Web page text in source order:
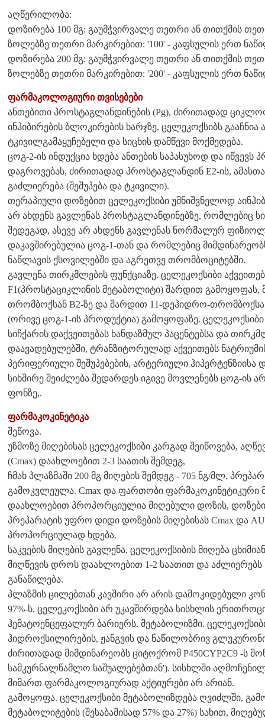
აღწერილობა:
დოზირება 100 მგ: გაუმჭვირვალე თეთრი ან თითქმის
ზოლებზე თეთრი მარკირებით: '100' - კაფსულის ერთ
დოზირება 200 მგ: გაუმჭვირვალე თეთრი ან თითქმის
ზოლებზე თეთრი მარკირებით: '200' - კაფსულის ერთ
ფარმაკოლოგიური თვისებები
ანთებითი პროსტაგლანდინების (Pg), ძირითადად
ინჰიბირების ბლოკირების ხარჯზე, ცელეკოქსიბს გააჩნია
ტკივილგამაყუჩებელი და სიცხის დამწევი მოქმედება.
ცოგ-2-ის ინდუქცია ხდება ანთების საპასუხოდ და იწვევს
დაგროვებას, ძირითადად პროსტაგლანდინ E2-ის,
გაძლიერება (შეშუპება და ტკივილი).
თერაპიული დოზებით ცელეკოქსიბი უმნიშვნელოდ
არ ახდენს გავლენას პროსტაგლანდინებზე, რომლებიც
შედეგად, ასევე არ ახდენს გავლენას ნორმალურ
დაკავშირებულია ცოგ-1-თან და რომლებიც
ნაწლავის ქსოვილებში და აგრეთვე თრომბოციტებში.
გავლენა თირკმლების ფუნქციაზე. ცელეკოქსიბი
F1(პროსტაციკლინის მეტაბოლიტი) შარდით გამოყოფას,
თრომბოქსან B2-ზე და შარდით 11-დეჰიდრო-
(ორივე ცოგ-1-ის პროდუქტია) გამოყოფაზე.
სიჩქარის დაქვეითებას ხანდაზმულ პაცენტებსა და
დაავადებულებში, ტრანზიტორულად აქვეითებს
პერიფერიული შეშუპებების, არტერიული ჰიპერტენზიისა
სიხშირე შეიძლება შედარდეს იგივე მოვლენებს ცოგ-ის
ფონზე,.
ფარმაკოკინეტიკა
შეწოვა.
უზმოზე მიღებისას ცელეკოქსიბი კარგად შეიწოვება,
(Cmax) დაახლოებით 2-3 საათის შემდეგ,
ჩმახ პლაზმაში 200 მგ მიღების შემდეგ - 705 ნგ/მლ.
გამოკვლეულა. Cmax და ფართობი ფარმაკოკინეტიკური
დაახლოებით პროპორციულია მიღებული დოზის,
პრეპარატის უფრო დიდი დოზების მიღებისას Cmax და
პროპორციულად ხდება.
საკვების მიღების გავლენა. ცელეკოქსიბის მიღება
მიღწევის დროს დაახლოებით 1-2 საათით და
განაწილება.
პლაზმის ცილებთან კავშირი არ არის დამოკიდებული
97%-ს, ცელეკოქსიბი არ უკავშირდება სისხლის
ჰემატოენცეფალურ ბარიერს. მეტაბოლიზმი.
ჰიდროქსილირების, ჟანგვის და ნაწილობრივ
ძირითადად მიმდინარეობს ციტოქრომ P450CYP2C9 -ს
სამკურნალწამლო საშუალებებთან'). სისხლში
მიმართ ფარმაკოლოგიურად აქტიურები არ არიან.
გამოყოფა. ცელეკოქსიბი მეტაბოლიზდება ღვიძლში,
მეტაბოლიტების (შესაბამისად 57% და 27%) სახით,